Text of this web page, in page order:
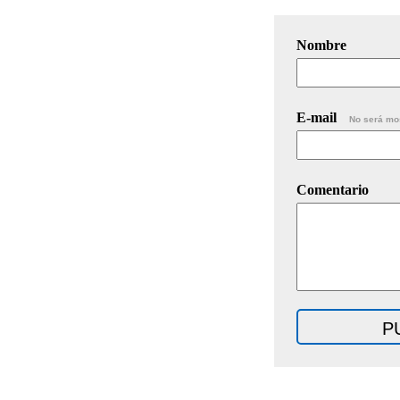
Nombre
E-mail No será
Comentario